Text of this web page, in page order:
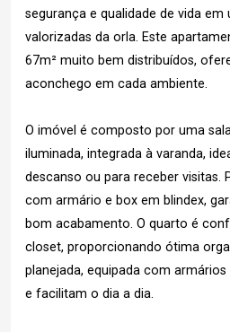
segurança e qualidade de vida em
valorizadas da orla. Este
67m² muito bem distribuídos,
aconchego em cada ambiente.
O imóvel é composto por uma
iluminada, integrada à varanda,
descanso ou para receber visitas.
com armário e box em blindex,
bom acabamento. O quarto é
closet, proporcionando ótima
planejada, equipada com
e facilitam o dia a dia.